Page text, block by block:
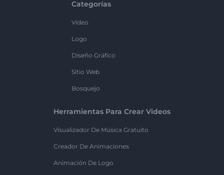
Categorías
Vídeo
Logo
Diseño Gráfico
Sitio Web
Bosquejo
Herramientas Para Crear Videos
Visualizador De Música Gratuito
Creador De Animaciones
Animación De Logo